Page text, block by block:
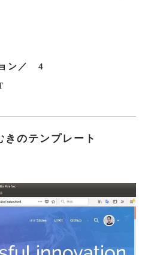
ン／ 4
きのテンプレート